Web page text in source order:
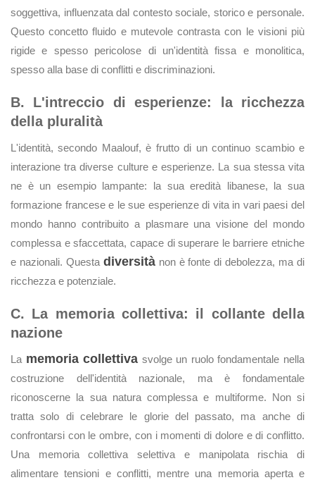
soggettiva, influenzata dal contesto sociale, storico e personale.
Questo concetto fluido e mutevole contrasta con le visioni più
rigide e spesso pericolose di un'identità fissa e monolitica,
spesso alla base di conflitti e discriminazioni.
B. L'intreccio di esperienze: la ricchezza
della pluralità
L'identità, secondo Maalouf, è frutto di un continuo scambio e
interazione tra diverse culture e esperienze. La sua stessa vita
ne è un esempio lampante: la sua eredità libanese, la sua
formazione francese e le sue esperienze di vita in vari paesi del
mondo hanno contribuito a plasmare una visione del mondo
complessa e sfaccettata, capace di superare le barriere etniche
e nazionali. Questa diversitànon è fonte di debolezza, ma di
ricchezza e potenziale.
C. La memoria collettiva: il collante della
nazione
La memoria collettiva svolge un ruolo fondamentale nella
costruzione dell'identità nazionale, ma è fondamentale
riconoscerne la sua natura complessa e multiforme. Non si
tratta solo di celebrare le glorie del passato, ma anche di
confrontarsi con le ombre, con i momenti di dolore e di conflitto.
Una memoria collettiva selettiva e manipolata rischia di
alimentare tensioni e conflitti, mentre una memoria aperta e